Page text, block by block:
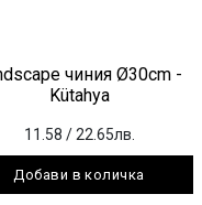
чиния Ø30cm -
Kütahya
11.58 / 22.65лв.
Добави в количка